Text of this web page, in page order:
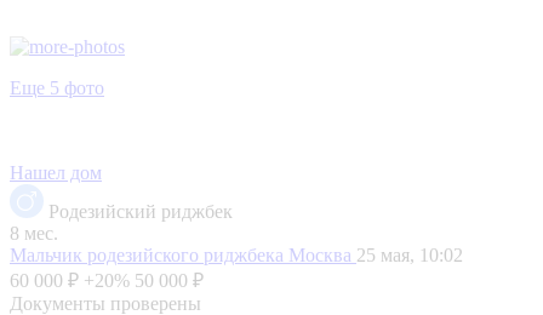
Еще 5 фото
Нашел дом
Родезийский риджбек
8 мес.
Мальчик родезийского риджбека Москва 25 мая, 10:02
60 000 ₽ +20% 50 000 ₽
Документы проверены